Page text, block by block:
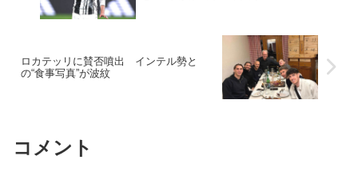
ロカテッリに賛否噴出 インテル勢と
の“食事写真”が波紋
コメント